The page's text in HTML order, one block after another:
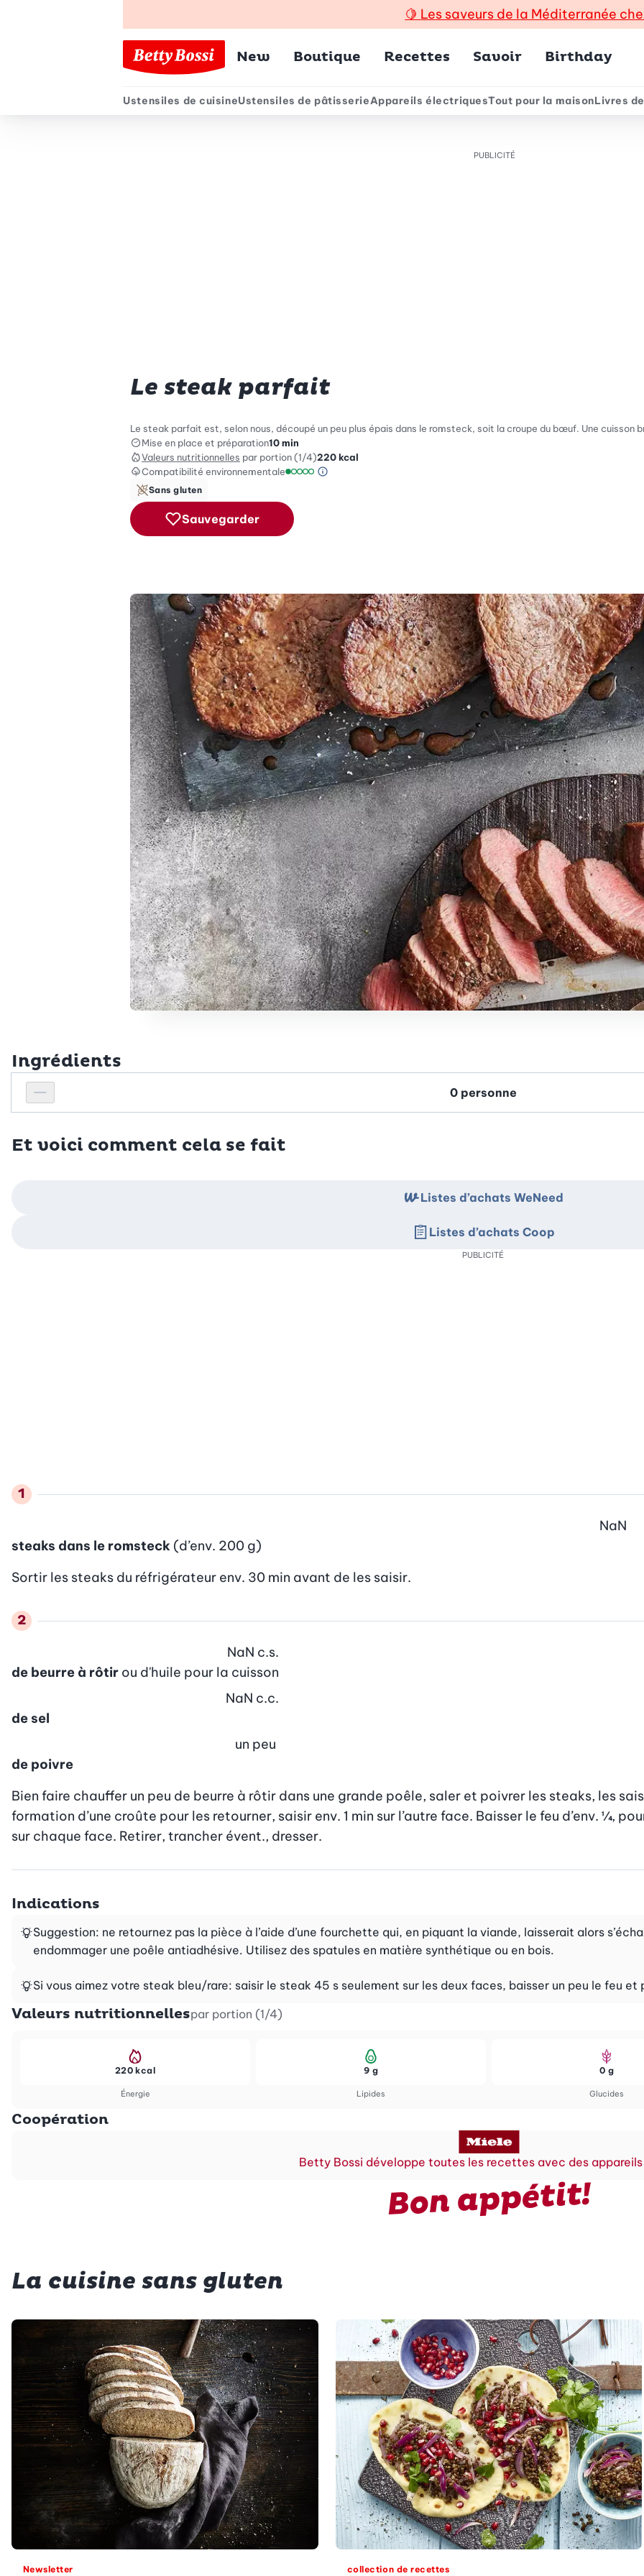
🍋 Les saveurs de la Méditerranée
Menu principal
New Boutique Recettes Savoir Birthday
Menu secondaire
Ustensiles de cuisineUstensiles de pâtisserieAppareils électriquesTout pour la maisonLivres
PUBLICITÉ
Le steak parfait
Le steak parfait est, selon nous, découpé un peu plus épais dans le romsteck, soit la croupe du bœuf. Une cuisson
Mise en place et préparation10 min
Valeurs nutritionnelles par portion (1/4)220kcal
Compatibilité environnementale
Information sur l’échelle Green Betty
Sans gluten
Sauvegarder
Ingrédients
Réduire le nombre de personnes
Personnes
Et voici comment cela se fait
steaks dans le romsteck (d’env. 200 g)
NaN
Sortir les steaks du réfrigérateur env. 30 min avant de les saisir.
de beurre à rôtir ou d'huile pour la cuisson
NaN c.s.
de sel
NaN c.c.
de poivre
un peu
Bien faire chauffer un peu de beurre à rôtir dans une grande poêle, saler et poivrer les steaks, les
formation d’une croûte pour les retourner, saisir env. 1 min sur l’autre face. Baisser le feu d’env. ¼,
sur chaque face. Retirer, trancher évent., dresser.
Listes d’achats WeNeed
Listes d’achats Coop
PUBLICITÉ
Indications
Suggestion: ne retournez pas la pièce à l’aide d’une fourchette qui, en piquant la viande, laisserait alors
endommager une poêle antiadhésive. Utilisez des spatules en matière synthétique ou en bois.
Si vous aimez votre steak bleu/rare: saisir le steak 45 s seulement sur les deux faces, baisser un peu le feu et
Valeurs nutritionnellespar portion (1/4)
Énergie
220 kcal
Lipides
9 g
Glucides
0 g
Coopération
Betty Bossi développe toutes les recettes avec des
Bon appétit!
La cuisine sans gluten
Newsletter collection de recettes